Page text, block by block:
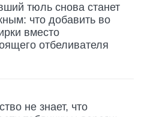
тюль снова станет
что добавить во
вместо
отбеливателя
не знает, что